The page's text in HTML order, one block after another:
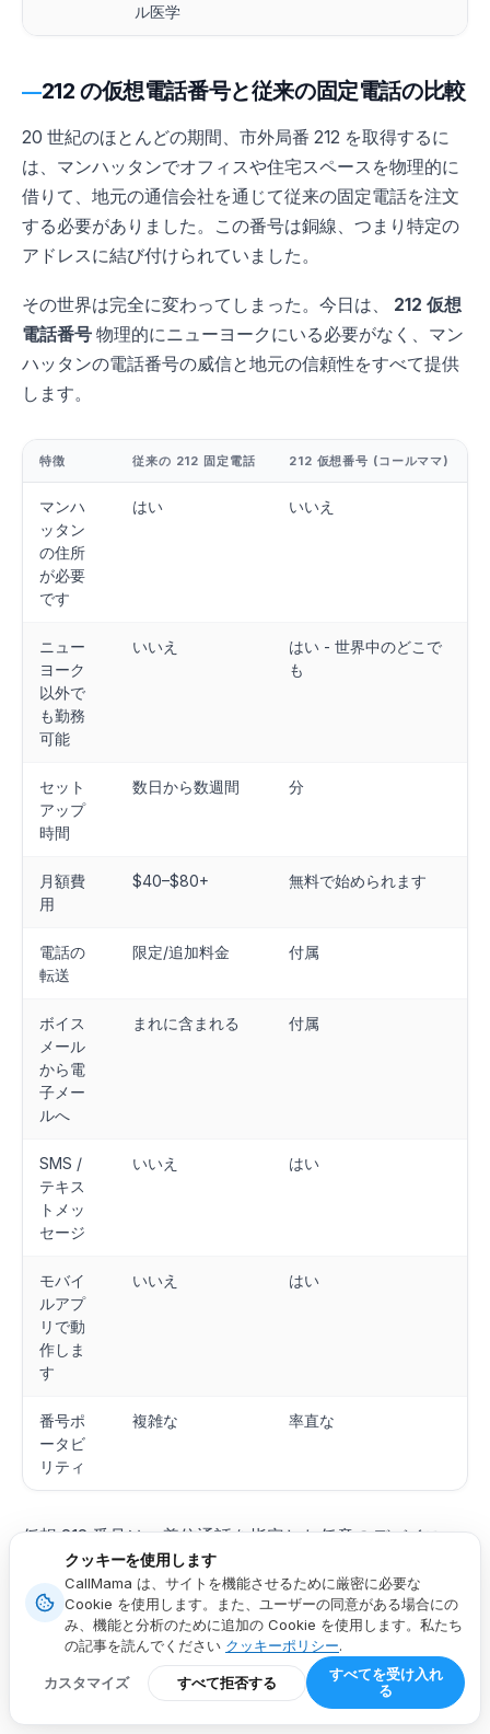
ル医学
212 の仮想電話番号と従来の固定電話の比較
20 世紀のほとんどの期間、市外局番 212 を取得するに
は、マンハッタンでオフィスや住宅スペースを物理的に
借りて、地元の通信会社を通じて従来の固定電話を注文
する必要がありました。この番号は銅線、つまり特定の
アドレスに結び付けられていました。
その世界は完全に変わってしまった。今日は、 212 仮想
電話番号 物理的にニューヨークにいる必要がなく、マン
ハッタンの電話番号の威信と地元の信頼性をすべて提供
します。
特徴 従来の 212 固定電話 212 仮想番号 (コールママ)
マンハ
ッタン
の住所
が必要
です
はい いいえ
ニュー
ヨーク
以外で
も勤務
可能
いいえ
はい - 世界中のどこで
も
セット
アップ
時間
数日から数週間 分
月額費
用
$40–$80+ 無料で始められます
電話の
転送
限定/追加料金 付属
ボイス
メール
から電
子メー
ルへ
まれに含まれる 付属
SMS /
テキス
トメッ
セージ
いいえ はい
モバイ
ルアプ
リで動
作しま
す
いいえ はい
番号ポ
ータビ
リティ
複雑な 率直な
仮想 212 番号は、着信通話を指定した任意のデバイス
(携帯電話、ラップトップ、固定電話、または上記すべ
て) に同時にルーティングします。発信者番号として 212
番号を表示する発信や、その番号からのテキスト メッセ
ージを発信したり、電子メールの受信トレイに書き起こ
されたボイスメールを受信したりできます。マンハッタ
ンにオフィスを持たない企業の場合、多くの場合、信頼
クッキーを使用します
CallMama は、サイトを機能させるために厳密に必要な
Cookie を使用します。また、ユーザーの同意がある場合にの
み、機能と分析のために追加の Cookie を使用します。私たち
の記事を読んでください クッキーポリシー.
カスタマイズ すべて拒否する
すべてを受け入れ
る